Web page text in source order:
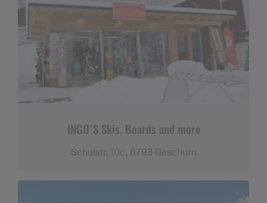
INGO´S Skis, Boards and more
Schulstr. 10c, 6793 Gaschurn